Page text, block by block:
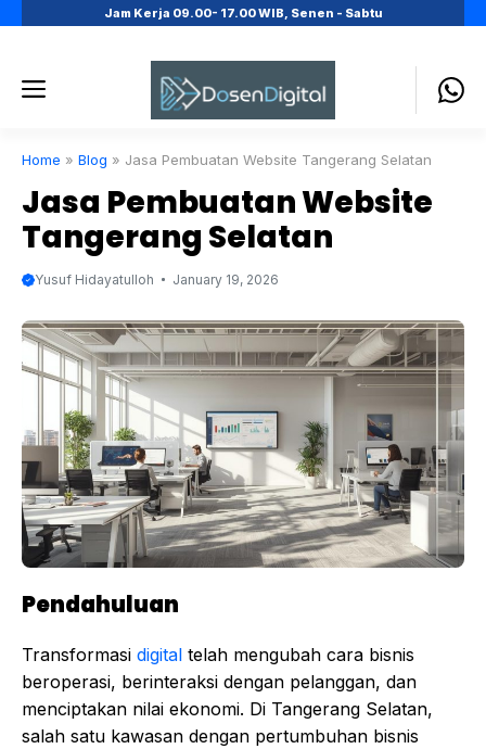
Jam Kerja 09.00- 17.00 WIB, Senen - Sabtu
Menu
Home » Blog » Jasa Pembuatan Website Tangerang Selatan
Jasa Pembuatan Website
Tangerang Selatan
Yusuf Hidayatulloh January 19, 2026
Pendahuluan
Transformasi digital telah mengubah cara bisnis
beroperasi, berinteraksi dengan pelanggan, dan
menciptakan nilai ekonomi. Di Tangerang Selatan,
salah satu kawasan dengan pertumbuhan bisnis